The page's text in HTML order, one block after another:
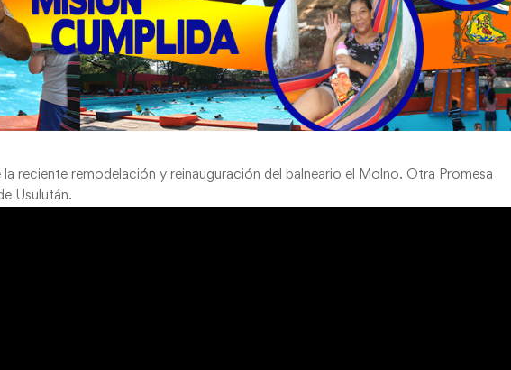
la reciente remodelación y reinauguración del balneario el Molno. Otra Promesa
Usulután.